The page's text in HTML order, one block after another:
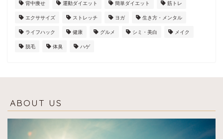
背中痩せ 運動ダイエット 簡単ダイエット 筋トレ
エクササイズ ストレッチ ヨガ 生き方・メンタル
ライフハック 健康 グルメ シミ・美白 メイク
脱毛 体臭 ハゲ
ABOUT US